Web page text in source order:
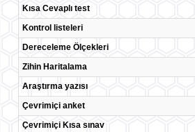
Kısa Cevaplı test
Kontrol listeleri
Dereceleme Ölçekleri
Zihin Haritalama
Araştırma yazısı
Çevrimiçi anket
Çevrimiçi Kısa sınav